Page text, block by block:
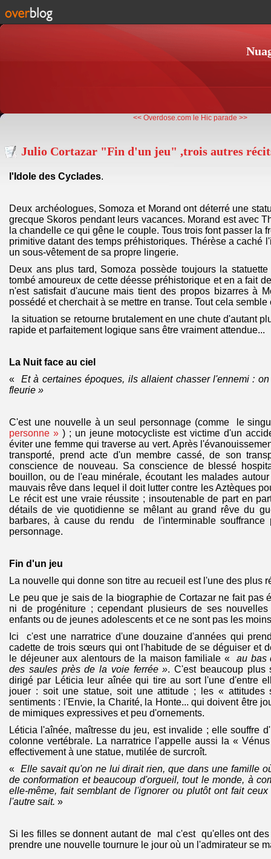
<< Overdose.com le Hic parade >>
Julio Cortazar "Fin d'un jeu" ,trois autres
l'Idole des Cyclades.
Deux archéologues, Somoza et Morand ont déterré une
grecque Skoros pendant leurs vacances. Morand est avec
la chandelle ce qui gêne le couple. Tous trois font passer la
primitive datant des temps préhistoriques. Thérèse a caché
un sous-vêtement de sa propre lingerie.
Deux ans plus tard, Somoza possède toujours la
tombé amoureux de cette déesse préhistorique et en a fait
n'est satisfait d'aucune mais tient des propos bizarres à
possédé et cherchait à se mettre en transe. Tout cela
la situation se retourne brutalement en une chute d'autant
rapide et parfaitement logique sans être vraiment attendue...
La Nuit face au ciel
« Et à certaines époques, ils allaient chasser l'ennemi :
fleurie »
C'est une nouvelle à un seul personnage (comme le
personne ») ; un jeune motocycliste est victime d'un
éviter une femme qui traverse au vert. Après
transporté, prend acte d'un membre cassé, de son
conscience de nouveau. Sa conscience de blessé
bouillon, ou de l'eau minérale, écoutant les malades
mauvais rêve dans lequel il doit lutter contre les Aztèques
Le récit est une vraie réussite ; insoutenable de part en
détails de vie quotidienne se mêlant au grand rêve du
barbares, à cause du rendu de l'interminable souffrance
personnage.
Fin d'un jeu
La nouvelle qui donne son titre au recueil est l'une des plus
Le peu que je sais de la biographie de Cortazar ne fait pas
ni de progéniture ; cependant plusieurs de ses
enfants ou de jeunes adolescents et ce ne sont pas les
Ici c'est une narratrice d'une douzaine d'années qui
cadette de trois sœurs qui ont l'habitude de se déguiser et
le déjeuner aux alentours de la maison familiale «au bas
des saules près de la voie ferrée ». C'est beaucoup plus
dirigé par Léticia leur aînée qui tire au sort l'une d'entre
jouer : soit une statue, soit une attitude ; les « attitudes
sentiments : l'Envie, la Charité, la Honte... qui doivent être
de mimiques expressives et peu d'ornements.
Léticia l'aînée, maîtresse du jeu, est invalide ; elle souffre
colonne vertébrale. La narratrice l'appelle aussi la «
effectivement à une statue, mutilée de surcroît.
« Elle savait qu'on ne lui dirait rien, que dans une famille
de conformation et beaucoup d'orgueil, tout le monde, à
elle-même, fait semblant de l'ignorer ou plutôt ont fait
l'autre sait. »
Si les filles se donnent autant de mal c'est qu'elles ont
prendre une nouvelle tournure le jour où un l'admirateur se